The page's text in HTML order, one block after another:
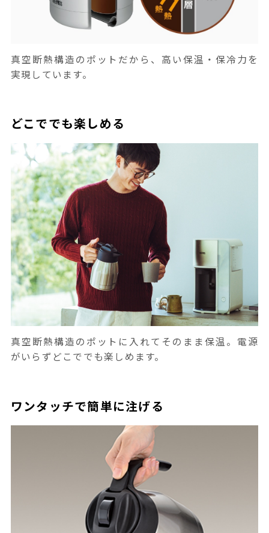
真空断熱構造のポットだから、高い保温・保冷力を
実現しています。
どこででも楽しめる
真空断熱構造のポットに入れてそのまま保温。電源
がいらずどこででも楽しめます。
ワンタッチで簡単に注げる